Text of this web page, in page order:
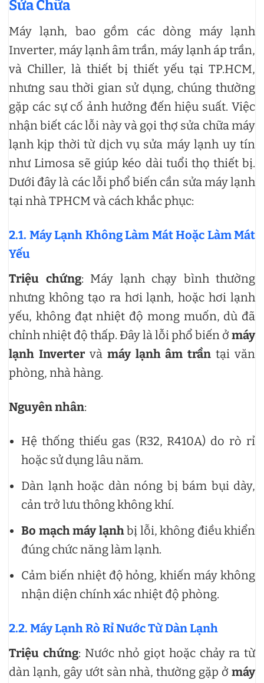
Sửa Chữa
Máy lạnh, bao gồm các dòng máy lạnh
Inverter, máy lạnh âm trần, máy lạnh áp trần,
và Chiller, là thiết bị thiết yếu tại TP.HCM,
nhưng sau thời gian sử dụng, chúng thường
gặp các sự cố ảnh hưởng đến hiệu suất. Việc
nhận biết các lỗi này và gọi thợ sửa chữa máy
lạnh kịp thời từ dịch vụ sửa máy lạnh uy tín
như Limosa sẽ giúp kéo dài tuổi thọ thiết bị.
Dưới đây là các lỗi phổ biến cần sửa máy lạnh
tại nhà TPHCM và cách khắc phục:
2.1. Máy Lạnh Không Làm Mát Hoặc Làm Mát
Yếu
Triệu chứng: Máy lạnh chạy bình thường
nhưng không tạo ra hơi lạnh, hoặc hơi lạnh
yếu, không đạt nhiệt độ mong muốn, dù đã
chỉnh nhiệt độ thấp. Đây là lỗi phổ biến ở máy
lạnh Invertervà máy lạnh âm trần tại văn
phòng, nhà hàng.
Nguyên nhân:
Hệ thống thiếu gas (R32, R410A) do rò rỉ
hoặc sử dụng lâu năm.
Dàn lạnh hoặc dàn nóng bị bám bụi dày,
cản trở lưu thông không khí.
Bo mạch máy lạnhbị lỗi, không điều khiển
đúng chức năng làm lạnh.
Cảm biến nhiệt độ hỏng, khiến máy không
nhận diện chính xác nhiệt độ phòng.
2.2. Máy Lạnh Rò Rỉ Nước Từ Dàn Lạnh
Triệu chứng: Nước nhỏ giọt hoặc chảy ra từ
dàn lạnh, gây ướt sàn nhà, thường gặp ở máy